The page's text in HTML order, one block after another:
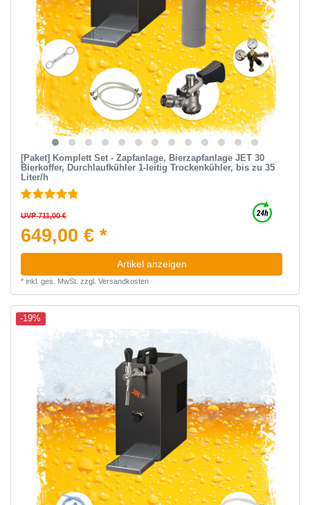
[Paket] Komplett Set - Zapfanlage, Bierzapfanlage JET 30
Bierkoffer, Durchlaufkühler 1-leitig Trockenkühler, bis zu 35
Liter/h
UVP 711,00 €
649,00 € *
Artikel anzeigen
* inkl. ges. MwSt. zzgl. Versandkosten
-19%